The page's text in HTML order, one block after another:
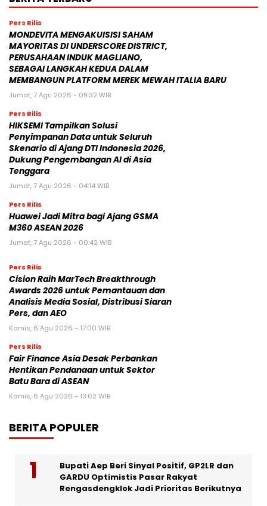
Pers Rilis
MONDEVITA MENGAKUISISI SAHAM
MAYORITAS DI UNDERSCORE DISTRICT,
PERUSAHAAN INDUK MAGLIANO,
SEBAGAI LANGKAH KEDUA DALAM
MEMBANGUN PLATFORM MEREK MEWAH ITALIA BARU
Jumat, 7 Agu 2026 - 09:32 WIB
Pers Rilis
HIKSEMI Tampilkan Solusi
Penyimpanan Data untuk Seluruh
Skenario di Ajang DTI Indonesia 2026,
Dukung Pengembangan AI di Asia
Tenggara
Jumat, 7 Agu 2026 - 04:14 WIB
Pers Rilis
Huawei Jadi Mitra bagi Ajang GSMA
M360 ASEAN 2026
Jumat, 7 Agu 2026 - 00:42 WIB
Pers Rilis
Cision Raih MarTech Breakthrough
Awards 2026 untuk Pemantauan dan
Analisis Media Sosial, Distribusi Siaran
Pers, dan AEO
Kamis, 6 Agu 2026 - 17:00 WIB
Pers Rilis
Fair Finance Asia Desak Perbankan
Hentikan Pendanaan untuk Sektor
Batu Bara di ASEAN
Kamis, 6 Agu 2026 - 13:02 WIB
BERITA POPULER
Bupati Aep Beri Sinyal Positif, GP2LR dan
GARDU Optimistis Pasar Rakyat
Rengasdengklok Jadi Prioritas Berikutnya